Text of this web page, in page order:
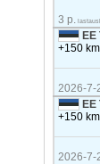
3 p.
+150 km
2026-7-
+150 km
2026-7-